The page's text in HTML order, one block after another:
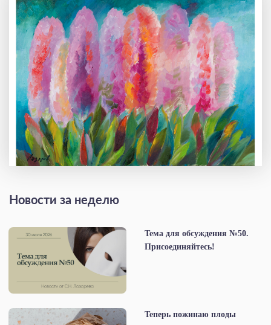
Новости за неделю
Тема для обсуждения №50.
Присоединяйтесь!
Теперь пожинаю плоды